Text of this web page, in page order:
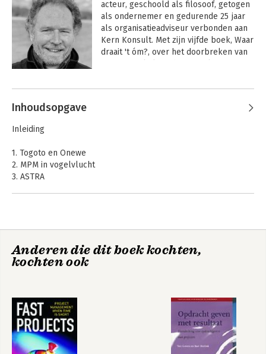
acteur, geschoold als filosoof, getogen
als ondernemer en gedurende 25 jaar
als organisatieadviseur verbonden aan
Kern Konsult. Met zijn vijfde boek, Waar
draait 't óm?, over het doorbreken van
afscheid als directeur/eigenaar. Waar
Andere boeken door Robert
Coppenhagen
Waar draait ’t óm?
Creatieregie: Visie
Bekijk alle boeken
Inhoudsopgave
Inleiding
1. Togoto en Onewe
2. MPM in vogelvlucht
3. ASTRA
Dankwoord
Meer MPM
Anderen die dit boek kochten,
kochten ook